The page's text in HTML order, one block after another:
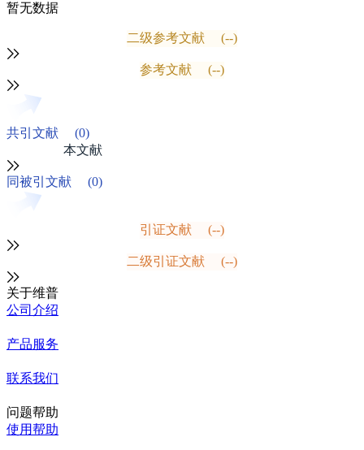
暂无数据
二级参考文献 (--)
参考文献 (--)
共引文献
(0)
本文献
同被引文献 (0)
引证文献 (--)
二级引证文献 (--)
关于维普
公司介绍
产品服务
联系我们
问题帮助
使用帮助